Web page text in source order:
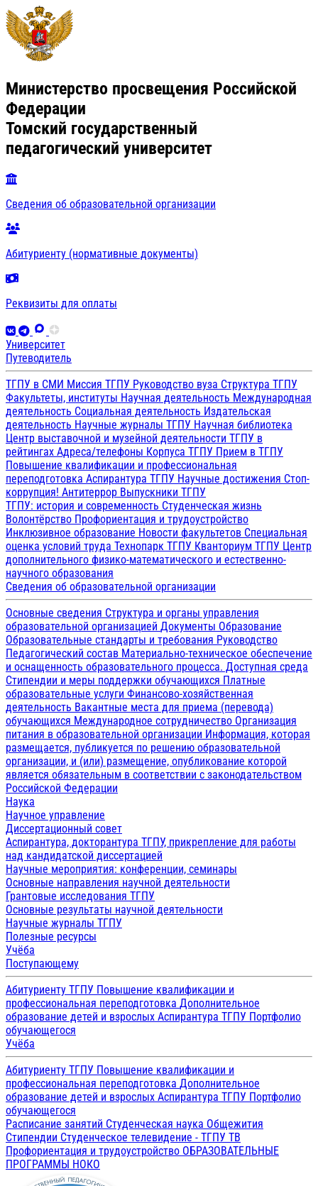
Министерство просвещения Российской
Федерации
Томский государственный
педагогический университет
Сведения об образовательной организации
Абитуриенту (нормативные документы)
Реквизиты для оплаты
Университет
Путеводитель
ТГПУ в СМИ Миссия ТГПУ Руководство вуза Структура ТГПУ
Факультеты, институты Научная деятельность Международная
деятельность Социальная деятельность Издательская
деятельность Научные журналы ТГПУ Научная библиотека
Центр выставочной и музейной деятельности ТГПУ в
рейтингах Адреса/телефоны Корпуса ТГПУ Прием в ТГПУ
Повышение квалификации и профессиональная
переподготовка Аспирантура ТГПУ Научные достижения Стоп-
коррупция! Антитеррор Выпускники ТГПУ
ТГПУ: история и современность Студенческая жизнь
Волонтёрство Профориентация и трудоустройство
Инклюзивное образование Новости факультетов Специальная
оценка условий труда Технопарк ТГПУ Кванториум ТГПУ Центр
дополнительного физико-математического и естественно-
научного образования
Сведения об образовательной организации
Основные сведения Структура и органы управления
образовательной организацией Документы Образование
Образовательные стандарты и требования Руководство
Педагогический состав Материально-техническое обеспечение
и оснащенность образовательного процесса. Доступная среда
Стипендии и меры поддержки обучающихся Платные
образовательные услуги Финансово-хозяйственная
деятельность Вакантные места для приема (перевода)
обучающихся Международное сотрудничество Организация
питания в образовательной организации Информация, которая
размещается, публикуется по решению образовательной
организации, и (или) размещение, опубликование которой
является обязательным в соответствии с законодательством
Российской Федерации
Наука
Научное управление
Диссертационный совет
Аспирантура, докторантура ТГПУ, прикрепление для работы
над кандидатской диссертацией
Научные мероприятия: конференции, семинары
Основные направления научной деятельности
Грантовые исследования ТГПУ
Основные результаты научной деятельности
Научные журналы ТГПУ
Полезные ресурсы
Учёба
Поступающему
Абитуриенту ТГПУ Повышение квалификации и
профессиональная переподготовка Дополнительное
образование детей и взрослых Аспирантура ТГПУ Портфолио
обучающегося
Учёба
Абитуриенту ТГПУ Повышение квалификации и
профессиональная переподготовка Дополнительное
образование детей и взрослых Аспирантура ТГПУ Портфолио
обучающегося
Расписание занятий Студенческая наука Общежития
Стипендии Студенческое телевидение - ТГПУ ТВ
Профориентация и трудоустройство ОБРАЗОВАТЕЛЬНЫЕ
ПРОГРАММЫ НОКО